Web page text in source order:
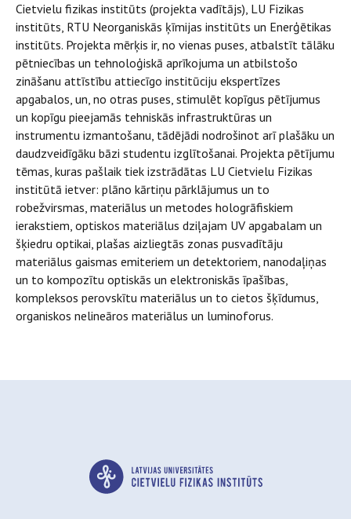
Cietvielu fizikas institūts (projekta vadītājs), LU Fizikas
institūts, RTU Neorganiskās ķīmijas institūts un Enerģētikas
institūts. Projekta mērķis ir, no vienas puses, atbalstīt tālāku
pētniecības un tehnoloģiskā aprīkojuma un atbilstošo
zināšanu attīstību attiecīgo institūciju ekspertīzes
apgabalos, un, no otras puses, stimulēt kopīgus pētījumus
un kopīgu pieejamās tehniskās infrastruktūras un
instrumentu izmantošanu, tādējādi nodrošinot arī plašāku un
daudzveidīgāku bāzi studentu izglītošanai. Projekta pētījumu
tēmas, kuras pašlaik tiek izstrādātas LU Cietvielu Fizikas
institūtā ietver: plāno kārtiņu pārklājumus un to
robežvirsmas, materiālus un metodes hologrāfiskiem
ierakstiem, optiskos materiālus dziļajam UV apgabalam un
šķiedru optikai, plašas aizliegtās zonas pusvadītāju
materiālus gaismas emiteriem un detektoriem, nanodaļiņas
un to kompozītu optiskās un elektroniskās īpašības,
kompleksos perovskītu materiālus un to cietos šķīdumus,
organiskos nelineāros materiālus un luminoforus.